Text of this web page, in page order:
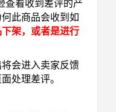
查看收到差评的产
此商品会收到如
架，或者是进行
会进入卖家反馈
处理差评。